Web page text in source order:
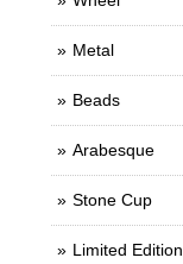
Metal
Beads
Arabesque
Stone Cup
Limited Edition